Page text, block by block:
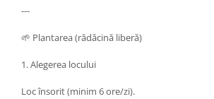
---
🌱 Plantarea (rădăcină liberă)
1. Alegerea locului
Loc însorit (minim 6 ore/zi).